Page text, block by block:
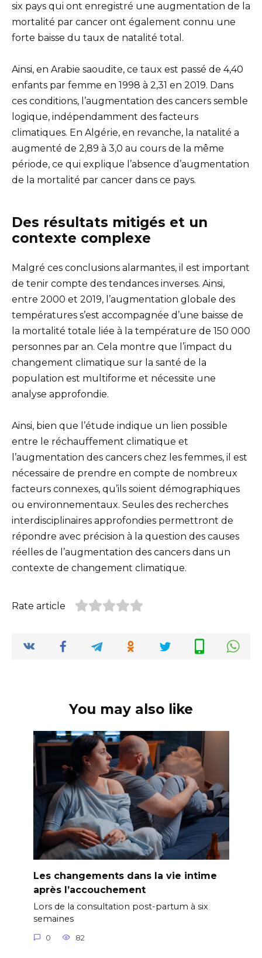
six pays qui ont enregistré une augmentation de la
mortalité par cancer ont également connu une
forte baisse du taux de natalité total.
Ainsi, en Arabie saoudite, ce taux est passé de 4,40
enfants par femme en 1998 à 2,31 en 2019. Dans
ces conditions, l’augmentation des cancers semble
logique, indépendamment des facteurs
climatiques. En Algérie, en revanche, la natalité a
augmenté de 2,89 à 3,0 au cours de la même
période, ce qui explique l’absence d’augmentation
de la mortalité par cancer dans ce pays.
Des résultats mitigés et un
contexte complexe
Malgré ces conclusions alarmantes, il est important
de tenir compte des tendances inverses. Ainsi,
entre 2000 et 2019, l’augmentation globale des
températures s’est accompagnée d’une baisse de
la mortalité totale liée à la température de 150 000
personnes par an. Cela montre que l’impact du
changement climatique sur la santé de la
population est multiforme et nécessite une
analyse approfondie.
Ainsi, bien que l’étude indique un lien possible
entre le réchauffement climatique et
l’augmentation des cancers chez les femmes, il est
nécessaire de prendre en compte de nombreux
facteurs connexes, qu’ils soient démographiques
ou environnementaux. Seules des recherches
interdisciplinaires approfondies permettront de
répondre avec précision à la question des causes
réelles de l’augmentation des cancers dans un
contexte de changement climatique.
Rate article
You may also like
Les changements dans la vie intime
après l’accouchement
Lors de la consultation post-partum à six
semaines
0 82